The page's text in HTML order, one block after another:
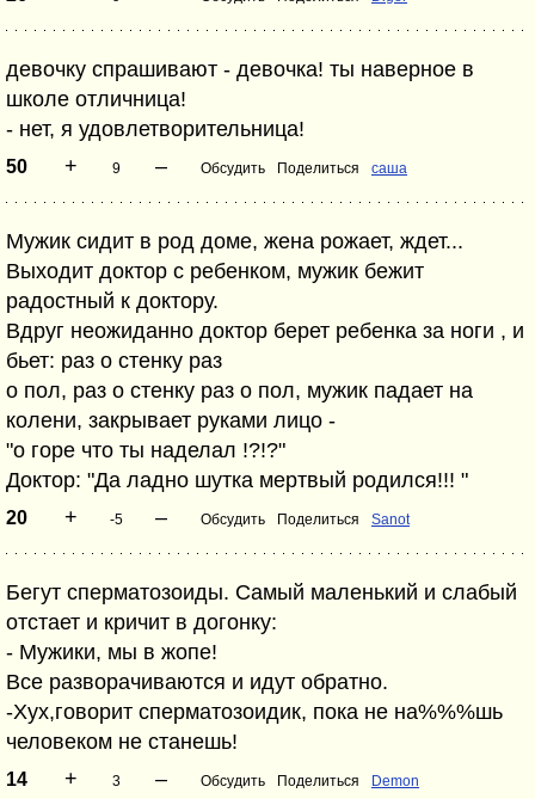
девочку спрашивают - девочка! ты наверное в
школе отличница!
- нет, я удовлетворительница!
50 + 9 – Обсудить Поделиться саша
Мужик сидит в род доме, жена рожает, ждет...
Выходит доктор с ребенком, мужик бежит
радостный к доктору.
Вдруг неожиданно доктор берет ребенка за ноги , и
бьет: раз о стенку раз
о пол, раз о стенку раз о пол, мужик падает на
колени, закрывает руками лицо -
"о горе что ты наделал !?!?"
Доктор: "Да ладно шутка мертвый родился!!! "
20 + -5 – Обсудить Поделиться Sanot
Бегут сперматозоиды. Самый маленький и слабый
отстает и кричит в догонку:
- Мужики, мы в жопе!
Все разворачиваются и идут обратно.
-Хух,говорит сперматозоидик, пока не на%%%шь
человеком не станешь!
14 + 3 – Обсудить Поделиться Demon